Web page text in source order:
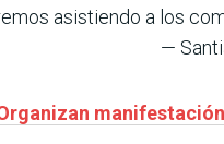
asistiendo a los
—